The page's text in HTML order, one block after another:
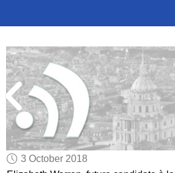
3 October 2018